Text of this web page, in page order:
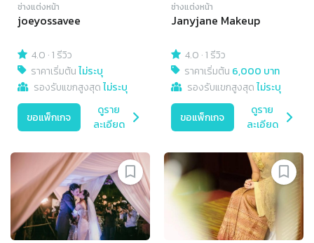
ช่างแต่งหน้า
joeyossavee
4.0 ·1 รีวิว
ราคาเริ่มต้นไม่ระบุ
รองรับแขกสูงสุดไม่ระบุ
ขอแพ็กเกจ
ดูราย
ละเอียด
ช่างแต่งหน้า
Janyjane Makeup
4.0 ·1 รีวิว
ราคาเริ่มต้น 6,000 บาท
รองรับแขกสูงสุดไม่ระบุ
ขอแพ็กเกจ
ดูราย
ละเอียด